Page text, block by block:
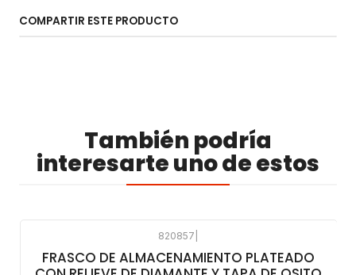
COMPARTIR ESTE PRODUCTO
También podría
interesarte uno de estos
820857
FRASCO DE ALMACENAMIENTO PLATEADO